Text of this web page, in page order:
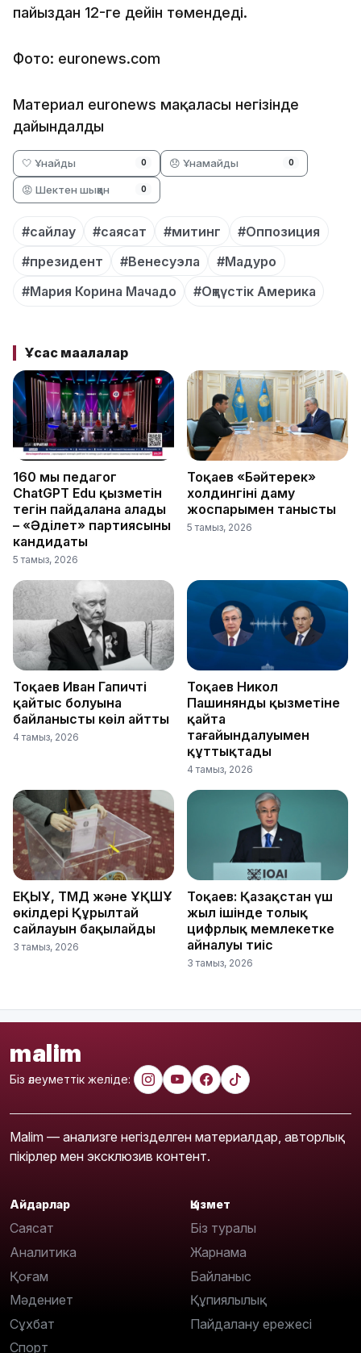
пайыздан 12-ге дейін төмендеді.
Фото: euronews.com
Материал euronews мақаласы негізінде
дайындалды
🤍 Ұнайды 0 😞 Ұнамайды 0
😡 Шектен шыққан 0
#сайлау #саясат #митинг
#Оппозиция
#президент
#Венесуэла
#Мадуро
#Мария Корина Мачадо
#Оңтүстік Америка
Ұқсас мақалалар
160 мың педагог
ChatGPT Edu қызметін
тегін пайдалана алады
– «Әділет» партиясының
кандидаты
5 тамыз, 2026
Тоқаев «Бәйтерек»
холдингінің даму
жоспарымен танысты
5 тамыз, 2026
Тоқаев Иван Гапичтің
қайтыс болуына
байланысты көңіл айтты
4 тамыз, 2026
Тоқаев Никол
Пашинянды қызметіне
қайта
тағайындалуымен
құттықтады
4 тамыз, 2026
ЕҚЫҰ, ТМД және ҰҚШҰ
өкілдері Құрылтай
сайлауын бақылайды
3 тамыз, 2026
Тоқаев: Қазақстан үш
жыл ішінде толық
цифрлық мемлекетке
айналуы тиіс
3 тамыз, 2026
malim
Біз әлеуметтік желіде:
Malim — анализге негізделген материалдар, авторлық
пікірлер мен эксклюзив контент.
Айдарлар
Саясат
Аналитика
Қоғам
Мәдениет
Сұхбат
Спорт
Қызмет
Біз туралы
Жарнама
Байланыс
Құпиялылық
Пайдалану ережесі